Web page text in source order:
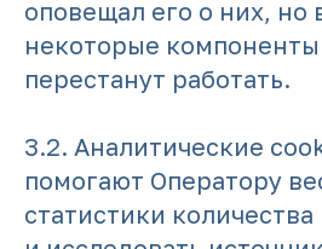
оповещал его о них, но
некоторые компоненты
перестанут работать.
3.2. Аналитические
помогают Оператору
статистики